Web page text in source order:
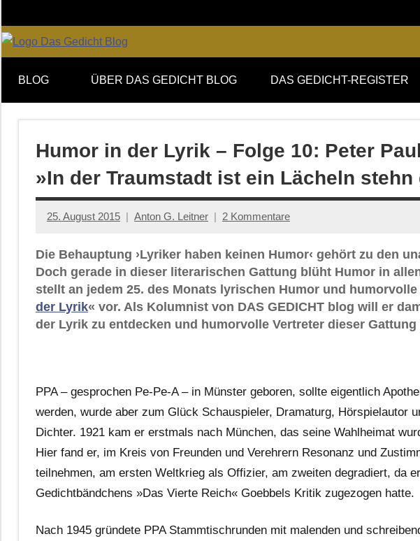
Inhalt
springen
DAS
GEDICHT
blog
von
DAS
GEDICHT.
Zeitschrift
für
Lyrik,
Essay
und
BLOG ÜBER DAS GEDICHT BLOG DAS GEDICHT-REGISTER
Humor in der Lyrik – Folge 10: Peter
»In der Traumstadt ist ein Lächeln
25. August 2015 Anton G. Leitner 2 Kommentare
Die Behauptung ›Lyriker haben keinen Humor‹ gehört zu den
Doch gerade in dieser literarischen Gattung blüht Humor in
stellt an jedem 25. des Monats lyrischen Humor und
der Lyrik« vor. Als Kolumnist von DAS GEDICHT blog will er
der Lyrik zu entdecken und humorvolle Vertreter dieser Gattung
PPA – gesprochen Pe-Pe-A – in Münster geboren, sollte eigentlich
werden, wurde aber zum Glück Schauspieler, Dramaturg, Hörspielautor
Dichter. 1921 kam er erstmals nach München, das seine Wahlheimat
Hier fand er, im Kreis von Freunden und Verehrern Resonanz und
teilnehmen, am ersten Weltkrieg als Offizier, am zweiten degradiert, da
Gedichtbändchens »Das Vierte Reich« Goebbels Kritik zugezogen hatte.
Nach 1945 gründete PPA Stammtischrunden mit malenden und